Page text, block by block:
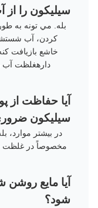
سیلیکون را از
بله. مي تونه به
کردن، آب
خاشع بازيافت
دارهغلظت آب
آیا حفاظت از
سیلیکون
در بيشتر موارد،
مخصوصاً در غلظت
آیا مایع روشن
شود؟